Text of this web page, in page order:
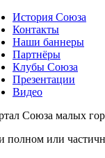
История Союза
Контакты
Наши баннеры
Партнёры
Клубы Союза
Презентации
Видео
Союза малых
полном или